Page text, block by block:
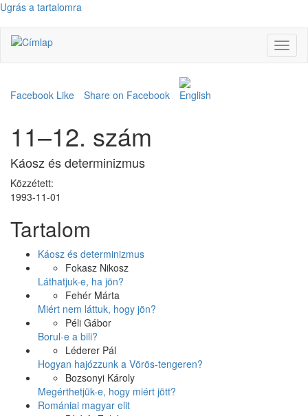
Ugrás a tartalomra
Facebook Like Share on Facebook
11–12. szám
Káosz és determinizmus
Közzétett:
1993-11-01
Tartalom
Káosz és determinizmus
Fokasz Nikosz
Láthatjuk-e, ha jön?
Fehér Márta
Miért nem láttuk, hogy jön?
Péli Gábor
Borul-e a bili?
Léderer Pál
Hogyan hajózzunk a Vörös-tengeren?
Bozsonyi Károly
Megérthetjük-e, hogy miért jött?
Romániai magyar elit